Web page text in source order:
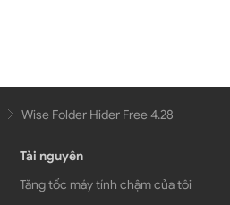
Wise Folder Hider Free 4.28
Tài nguyên
Tăng tốc máy tính chậm của tôi